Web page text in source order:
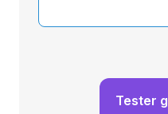
Tester